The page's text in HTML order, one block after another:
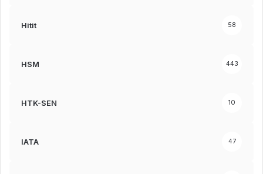
Hitit 58
HSM 443
HTK-SEN 10
IATA 47